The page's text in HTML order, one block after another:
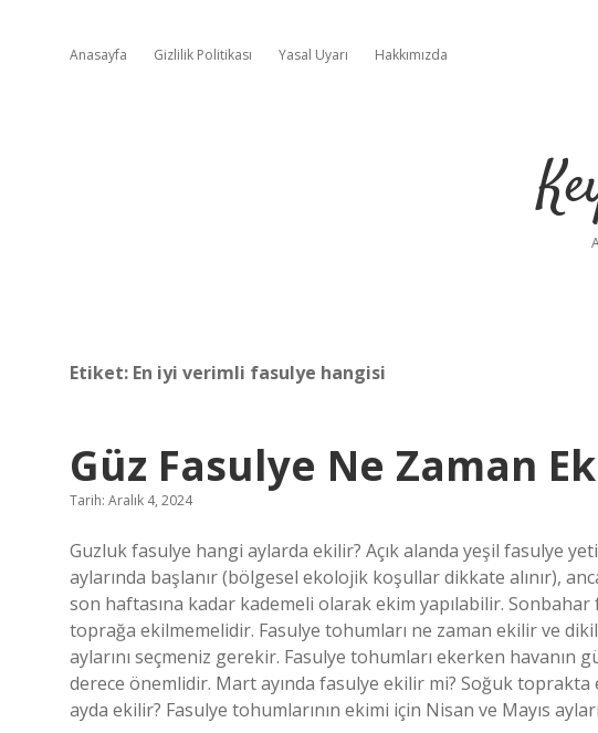
Anasayfa Gizlilik Politikası Yasal Uyarı Hakkımızda
Etiket: En iyi verimli fasulye hangisi
Güz Fasulye Ne Zaman
Tarih: Aralık 4, 2024
Guzluk fasulye hangi aylarda ekilir? Açık alanda yeşil fasulye
aylarında başlanır (bölgesel ekolojik koşullar dikkate alınır),
son haftasına kadar kademeli olarak ekim yapılabilir.
toprağa ekilmemelidir. Fasulye tohumları ne zaman ekilir ve
aylarını seçmeniz gerekir. Fasulye tohumları ekerken havanın
derece önemlidir. Mart ayında fasulye ekilir mi? Soğuk toprakta
ayda ekilir? Fasulye tohumlarının ekimi için Nisan ve Mayıs